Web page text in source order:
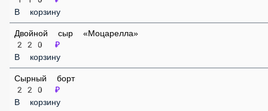
Перец «Болгарский»
110 ₽
В корзину
Помидор
110 ₽
В корзину